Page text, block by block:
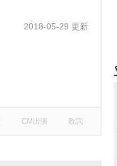
2018-05-29 更新
CM出演 歌詞